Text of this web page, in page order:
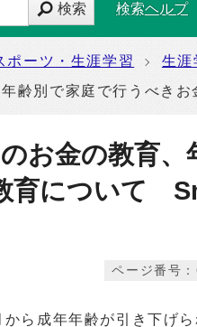
検索 検索ヘルプ
ポーツ・生涯学習
生涯
年齢別で家庭で行うべ
お金の教育
育について
ページ番号
ら成年年齢が引き下げら